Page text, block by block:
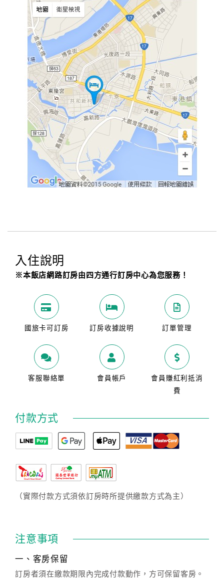
入住說明
※本飯店網路訂房由四方通行訂房中心為您服務！
國旅卡可訂房 訂房收據說明 訂單管理
客服聯絡單 會員帳戶
會員賺紅利抵消
費
付款方式
（實際付款方式須依訂房時所提供繳款方式為主）
注意事項
一、客房保留
訂房者須在繳款期限內完成付款動作，方可保留客房。